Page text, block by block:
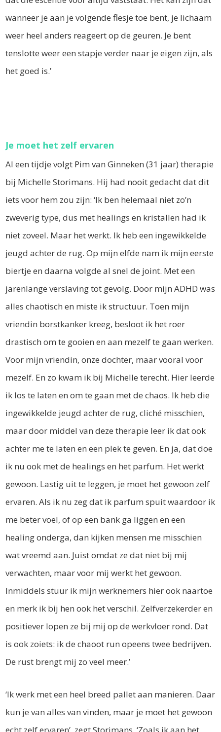
wanneer je aan je volgende flesje toe bent, je lichaam
weer heel anders reageert op de geuren. Je bent
tenslotte weer een stapje verder naar je eigen zijn, als
het goed is.’
Je moet het zelf ervaren
Al een tijdje volgt Pim van Ginneken (31 jaar) therapie
bij Michelle Storimans. Hij had nooit gedacht dat dit
iets voor hem zou zijn: ‘Ik ben helemaal niet zo’n
zweverig type, dus met healings en kristallen had ik
niet zoveel. Maar het werkt. Ik heb een ingewikkelde
jeugd achter de rug. Op mijn elfde nam ik mijn eerste
biertje en daarna volgde al snel de joint. Met een
jarenlange verslaving tot gevolg. Door mijn ADHD was
alles chaotisch en miste ik structuur. Toen mijn
vriendin borstkanker kreeg, besloot ik het roer
drastisch om te gooien en aan mezelf te gaan werken.
Voor mijn vriendin, onze dochter, maar vooral voor
mezelf. En zo kwam ik bij Michelle terecht. Hier leerde
ik los te laten en om te gaan met de chaos. Ik heb die
ingewikkelde jeugd achter de rug, cliché misschien,
maar door middel van deze therapie leer ik dat ook
achter me te laten en een plek te geven. En ja, dat doe
ik nu ook met de healings en het parfum. Het werkt
gewoon. Lastig uit te leggen, je moet het gewoon zelf
ervaren. Als ik nu zeg dat ik parfum spuit waardoor ik
me beter voel, of op een bank ga liggen en een
healing onderga, dan kijken mensen me misschien
wat vreemd aan. Juist omdat ze dat niet bij mij
verwachten, maar voor mij werkt het gewoon.
Inmiddels stuur ik mijn werknemers hier ook naartoe
en merk ik bij hen ook het verschil. Zelfverzekerder en
positiever lopen ze bij mij op de werkvloer rond. Dat
is ook zoiets: ik de chaoot run opeens twee bedrijven.
De rust brengt mij zo veel meer.’
‘Ik werk met een heel breed pallet aan manieren. Daar
kun je van alles van vinden, maar je moet het gewoon
echt zelf ervaren’, zegt Storimans. ‘Zoals ik aan het